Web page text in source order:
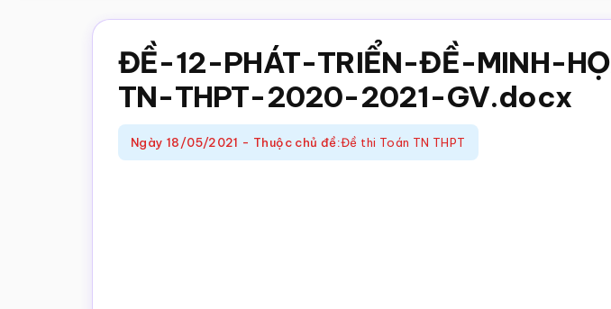
Học
toán
toán,
Sách
giáo
khoa
Toán,
trắc
ĐỀ-12-PHÁT-TRIỂN-ĐỀ-MINH-
TN-THPT-2020-2021-GV.docx
Ngày 18/05/2021 - Thuộc chủ đề:Đề thi Toán TN THPT